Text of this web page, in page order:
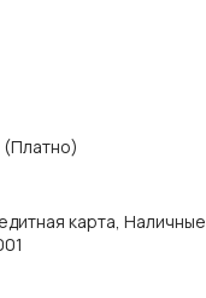
(Платно)
карта, Наличные